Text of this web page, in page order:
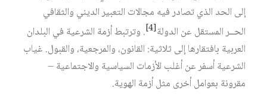
إلى الحد الذي تصادر فيه مجالات التعبير الديني والثقافي
الحــر المستقل عن الدولة[4]
. وترتبط أزمة الشرعية في البلدان
العربية بافتقارها إلى ثلاثية: القانون، والمرجعية، والقبول. غياب
الشرعية أسفر عن أغلب الأزمات السياسية والاجتماعية –
مقرونة بعوامل أخرى مثل أزمة الهوية.